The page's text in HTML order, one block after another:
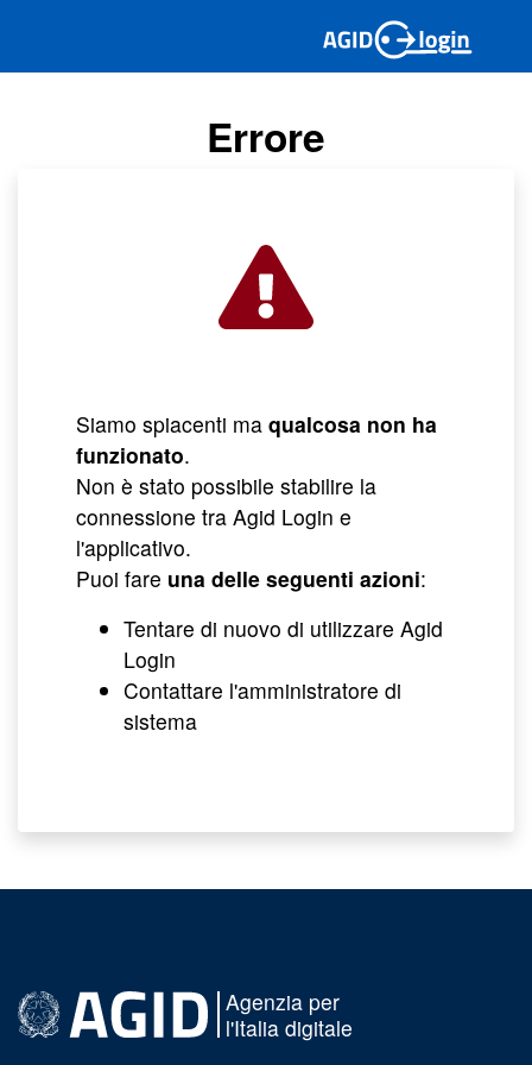
Errore
Siamo spiacenti ma qualcosa non ha
funzionato.
Non è stato possibile stabilire la
connessione tra Agid Login e
l'applicativo.
Puoi fare una delle seguenti azioni:
Tentare di nuovo di utilizzare Agid
Login
Contattare l'amministratore di
sistema
Agenzia per
l'Italia digitale